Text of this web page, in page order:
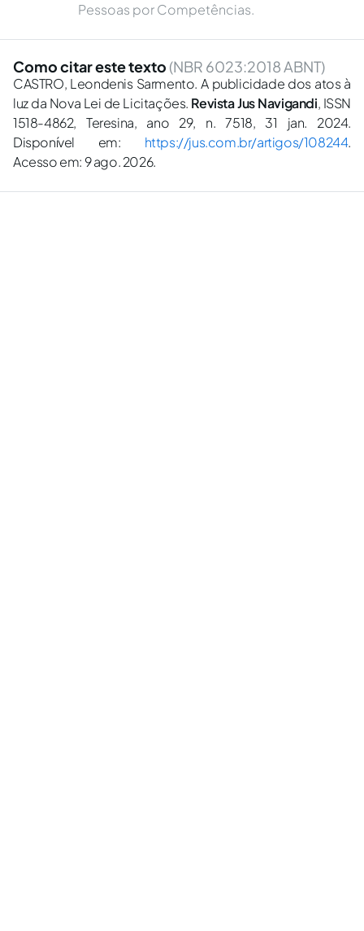
Pessoas por Competências.
Como citar este texto (NBR 6023:2018 ABNT)
CASTRO, Leondenis Sarmento. A publicidade dos atos à
luz da Nova Lei de Licitações. Revista Jus Navigandi, ISSN
1518-4862, Teresina, ano 29, n. 7518, 31 jan. 2024.
Disponível em: https://jus.com.br/artigos/108244.
Acesso em: 9 ago. 2026.